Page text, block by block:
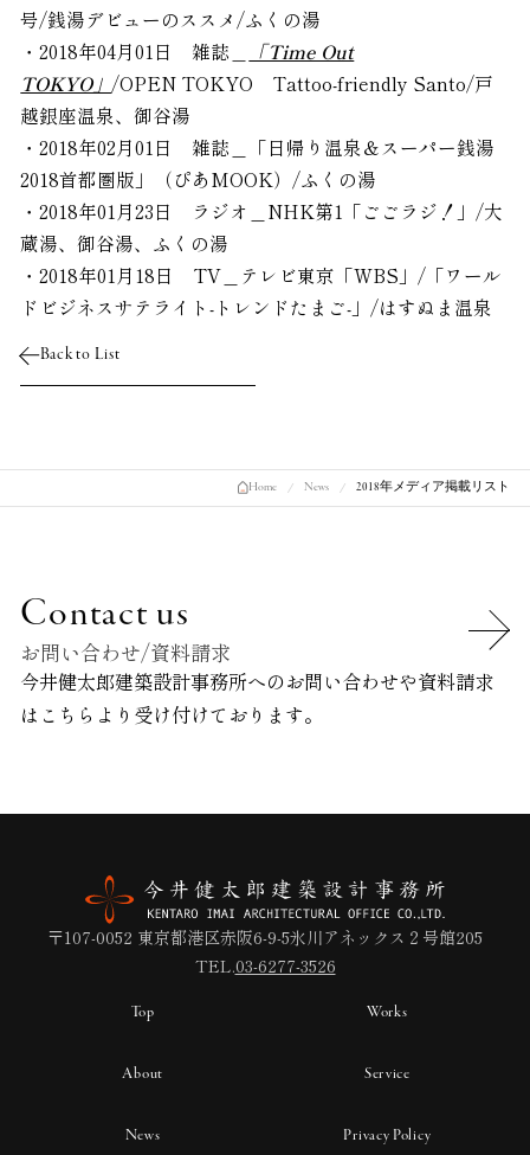
号/銭湯デビューのススメ/ふくの湯
・2018年04月01日 雑誌＿
「Time Out
TOKYO」 /OPEN TOKYO Tattoo-friendly Santo/戸
越銀座温泉、御谷湯
・2018年02月01日 雑誌＿「日帰り温泉＆スーパー銭湯
2018首都圏版」（ぴあMOOK）/ふくの湯
・2018年01月23日 ラジオ＿NHK第1「ごごラジ！」/大
蔵湯、御谷湯、ふくの湯
・2018年01月18日 TV＿テレビ東京「WBS」/「ワール
ドビジネスサテライト-トレンドたまご-」/はすぬま温泉
Back to List
Home News 2018年メディア掲載リスト
Contact us
お問い合わせ/資料請求
今井健太郎建築設計事務所へのお問い合わせや資料請求
は こちらより受け付けております。
〒107-0052 東京都港区赤阪6-9-5氷川アネックス２号館205
TEL.03-6277-3526
Top Works
About Service
News Privacy Policy